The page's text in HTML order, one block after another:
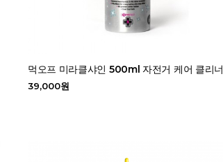
먹오프 미라클샤인 500ml 자전거 케어 클리너
39,000원